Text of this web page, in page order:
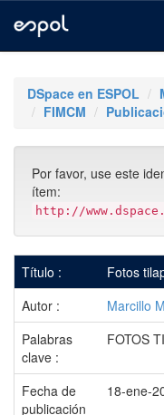
navigationDSpace en ESPOL
FIMCM
Por favor, use este
ítem:
http://
Título :
Fotos
Autor :
Marcillo
Palabras
clave :
FOTOS
Fecha de
publicación
18-ene-